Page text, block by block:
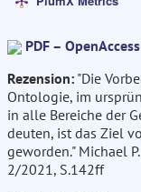
PDF – OpenAccess
Rezension: "Die
Ontologie, im
in alle Bereiche der
deuten, ist das Ziel
geworden." Michael
2/2021, S.142ff